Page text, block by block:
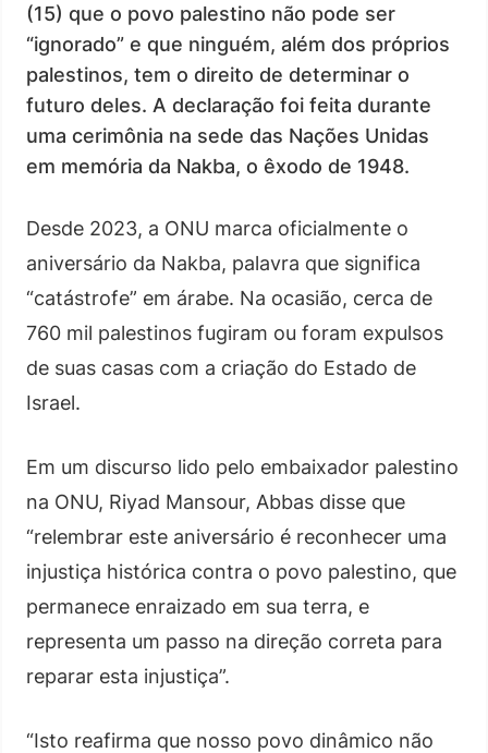
(15) que o povo palestino não pode ser
“ignorado” e que ninguém, além dos próprios
palestinos, tem o direito de determinar o
futuro deles. A declaração foi feita durante
uma cerimônia na sede das Nações Unidas
em memória da Nakba, o êxodo de 1948.
Desde 2023, a ONU marca oficialmente o
aniversário da Nakba, palavra que significa
“catástrofe” em árabe. Na ocasião, cerca de
760 mil palestinos fugiram ou foram expulsos
de suas casas com a criação do Estado de
Israel.
Em um discurso lido pelo embaixador palestino
na ONU, Riyad Mansour, Abbas disse que
“relembrar este aniversário é reconhecer uma
injustiça histórica contra o povo palestino, que
permanece enraizado em sua terra, e
representa um passo na direção correta para
reparar esta injustiça”.
“Isto reafirma que nosso povo dinâmico não